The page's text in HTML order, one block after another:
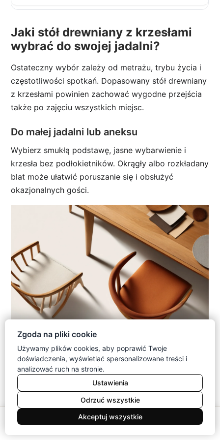
Jaki stół drewniany z krzesłami
wybrać do swojej jadalni?
Ostateczny wybór zależy od metrażu, trybu życia i
częstotliwości spotkań. Dopasowany stół drewniany
z krzesłami powinien zachować wygodne przejścia
także po zajęciu wszystkich miejsc.
Do małej jadalni lub aneksu
Wybierz smukłą podstawę, jasne wybarwienie i
krzesła bez podłokietników. Okrągły albo rozkładany
blat może ułatwić poruszanie się i obsłużyć
okazjonalnych gości.
Dla rodziny z dziećmi lub zwierzętami
Szukaj stabilnej konstrukcji, zaokrąglonych krawędzi
oraz powierzchni możliwej do miejscowej naprawy.
Tapicerka powinna mieć zdejmowany pokrowiec
Zgoda na pliki cookie
Używamy plików cookies, aby poprawić Twoje
doświadczenia, wyświetlać spersonalizowane treści i
analizować ruch na stronie.
Ustawienia
Odrzuć wszystkie
Akceptuj wszystkie